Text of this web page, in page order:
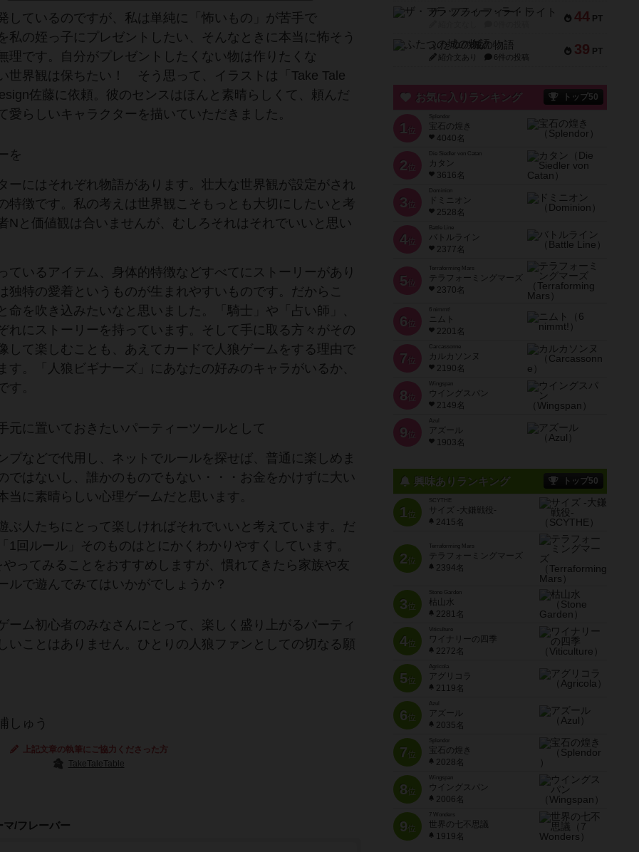
ているのですが、私は単純に「怖いもの」が苦手で
私の姪っ子にプレゼントしたい、そんなときに本当に怖そう
理です。自分がプレゼントしたくない物は作りたくな
世界観は保ちたい！ そう思って、イラストは「Take Tale
佐藤に依頼。彼のセンスはほんと素晴らしくて、頼んだ
らしいキャラクターを描いていただきました。
を
にはそれぞれ物語があります。壮大な世界観が設定がされ
特徴です。私の考えは世界観こそもっとも大切にしたいと考
Nと価値観は合いませんが、むしろそれはそれでいいと思い
いるアイテム、身体的特徴などすべてにストーリーがあり
独特の愛着というものが生まれやすいものです。だからこ
命を吹き込みたいなと思いました。「騎士」や「占い師」、
れにストーリーを持っています。そして手に取る方々がその
して楽しむことも、あえてカードで人狼ゲームをする理由で
す。「人狼ビギナーズ」にあなたの好みのキャラがいるか、
す。
元に置いておきたいパーティーツールとして
などで代用し、ネットでルールを探せば、普通に楽しめま
ではないし、誰かのものでもない・・・お金をかけずに大い
当に素晴らしい心理ゲームだと思います。
ぶ人たちにとって楽しければそれでいいと考えています。だ
1回ルール」そのものはとにかくわかりやすくしています。
ってみることをおすすめしますが、慣れてきたら家族や友
ルで遊んでみてはいかがでしょうか？
ーム初心者のみなさんにとって、楽しく盛り上がるパーティ
いことはありません。ひとりの人狼ファンとしての切なる願
しゅう
上記文章の執筆にご協力くださった方
TakeTaleTable
マ/フレーバー
44 PT
ザ・フラッフィー・ライト
39 PT
ふたつの城の物語
紹介文あり 6件の投稿
お気に入りランキング トップ50
1 位
宝石の煌き
4040名
2 位
Die Siedler von Catan
カタン
3616名
3 位
ドミニオン
2528名
4位
Battle Line
バトルライン
2377名
5 位
Terraforming Mars
テラフォーミングマーズ
2370名
6 位
ニムト
2201名
7 位
Carcassonne
カルカソンヌ
2190名
8 位
Wingspan
ウイングスパン
2149名
9 位
Azul
アズール
1903名
興味ありランキング トップ50
1位
SCYTHE
サイズ -大鎌戦役-
2415名
2位
Terraforming Mars
テラフォーミングマーズ
2394名
3位
Stone Garden
枯山水
2281名
4位
Viticulture
ワイナリーの四季
2272名
5位
Agricola
アグリコラ
2119名
6位
Azul
アズール
2035名
7位
宝石の煌き
2028名
8位
Wingspan
ウイングスパン
2006名
9位
7 Wonders
世界の七不思議
1919名